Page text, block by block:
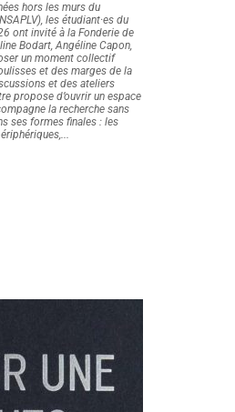
hors les murs du
les étudiant·es du
ont invité à la Fonderie de
Bodart, Angéline Capon,
un moment collectif
et des marges de la
et des ateliers
propose d’ouvrir un espace
la recherche sans
ses formes finales : les